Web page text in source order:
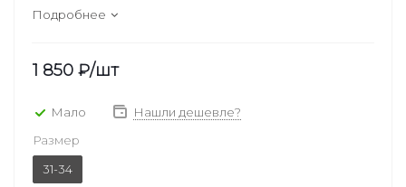
Подробнее
1 850 ₽/шт
Мало
Нашли дешевле?
Размер
31-34